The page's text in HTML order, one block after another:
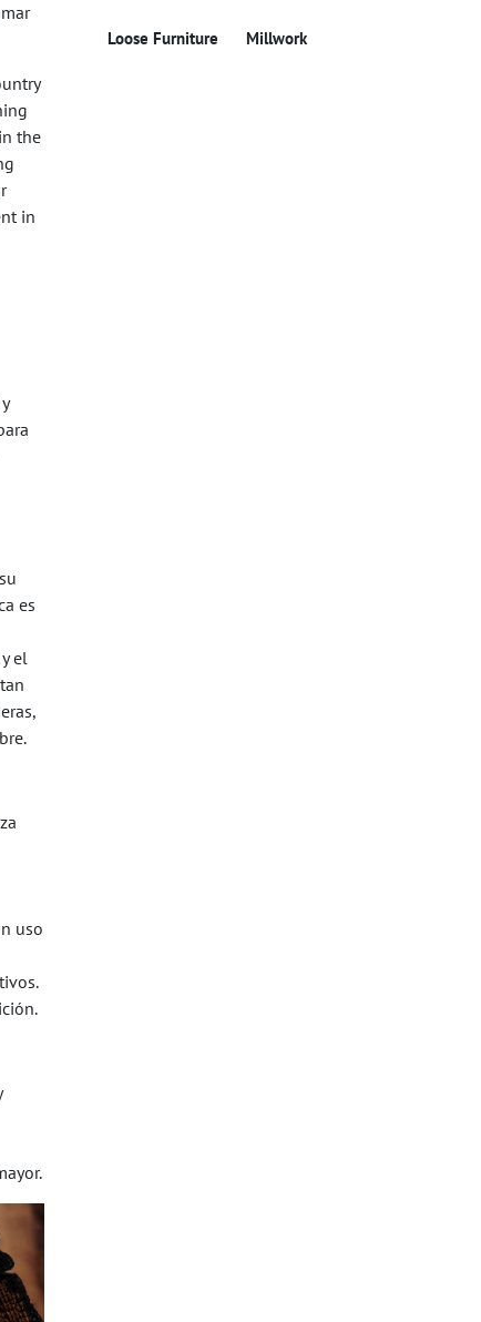
the
in
es
el
uso
Loose Furniture Millwork